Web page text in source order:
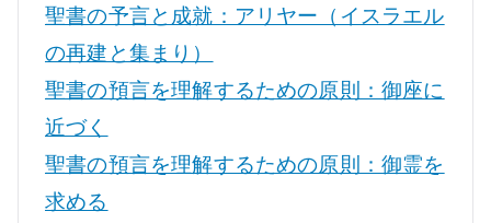
聖書の予言と成就：アリヤー（イスラエル
の再建と集まり）
聖書の預言を理解するための原則：御座に
近づく
聖書の預言を理解するための原則：御霊を
求める